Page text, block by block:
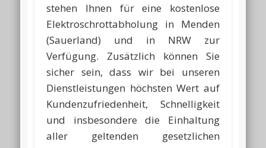
stehen Ihnen für eine kostenlose
Elektroschrottabholung in Menden
(Sauerland) und in NRW zur
Verfügung. Zusätzlich können Sie
sicher sein, dass wir bei unseren
Dienstleistungen höchsten Wert auf
Kundenzufriedenheit, Schnelligkeit
und insbesondere die Einhaltung
aller geltenden gesetzlichen